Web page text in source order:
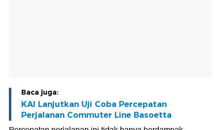
Baca juga:
KAI Lanjutkan Uji Coba Percepatan
Perjalanan Commuter Line Basoetta